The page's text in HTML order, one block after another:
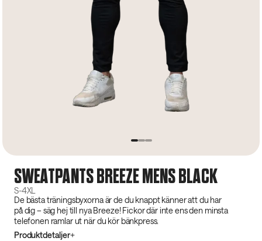
SWEATPANTS BREEZE MENS BLACK
S-4XL
De bästa träningsbyxorna är de du knappt känner att du har
på dig – säg hej till nya Breeze! Fickor där inte ens den minsta
telefonen ramlar ut när du kör bänkpress.
Produktdetaljer